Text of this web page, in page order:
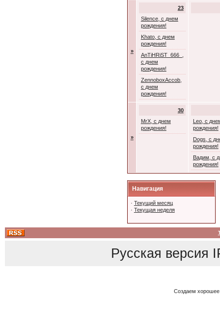
»
23
Silence, с днем
рождения!
Khato, с днем
рождения!
AnTiHRiST_666_,
с днем
рождения!
ZennoboxAccob,
с днем
рождения!
»
30
MrX, с днем
рождения!
Leo, с
рождения!
Dogs, с
рождения!
Вадим, с
рождения!
Навигация
· Текущий месяц
· Текущая неделя
Русская версия
Создаем